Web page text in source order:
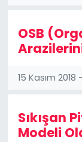
OSB
15 Kasım 2018
Sıkışan
Modeli